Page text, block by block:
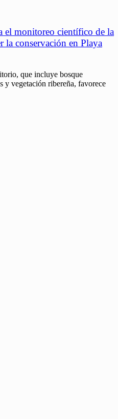
el monitoreo científico de la
la conservación en Playa
que incluye bosque
y vegetación ribereña, favorece